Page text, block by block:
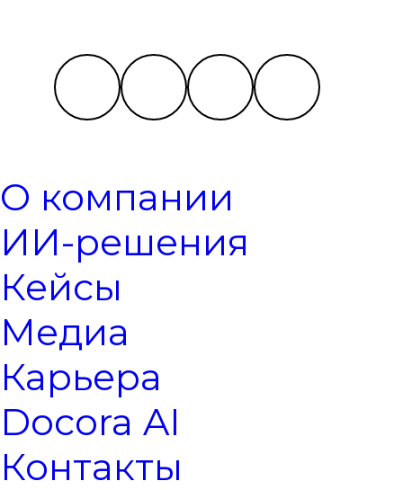
О компании
ИИ-решения
Кейсы
Медиа
Карьера
Docora AI
Контакты